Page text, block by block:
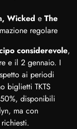
Wicked e The
regolare
considerevole,
e il 2 gennaio. I
ai periodi
biglietti TKTS
disponibili
ma con